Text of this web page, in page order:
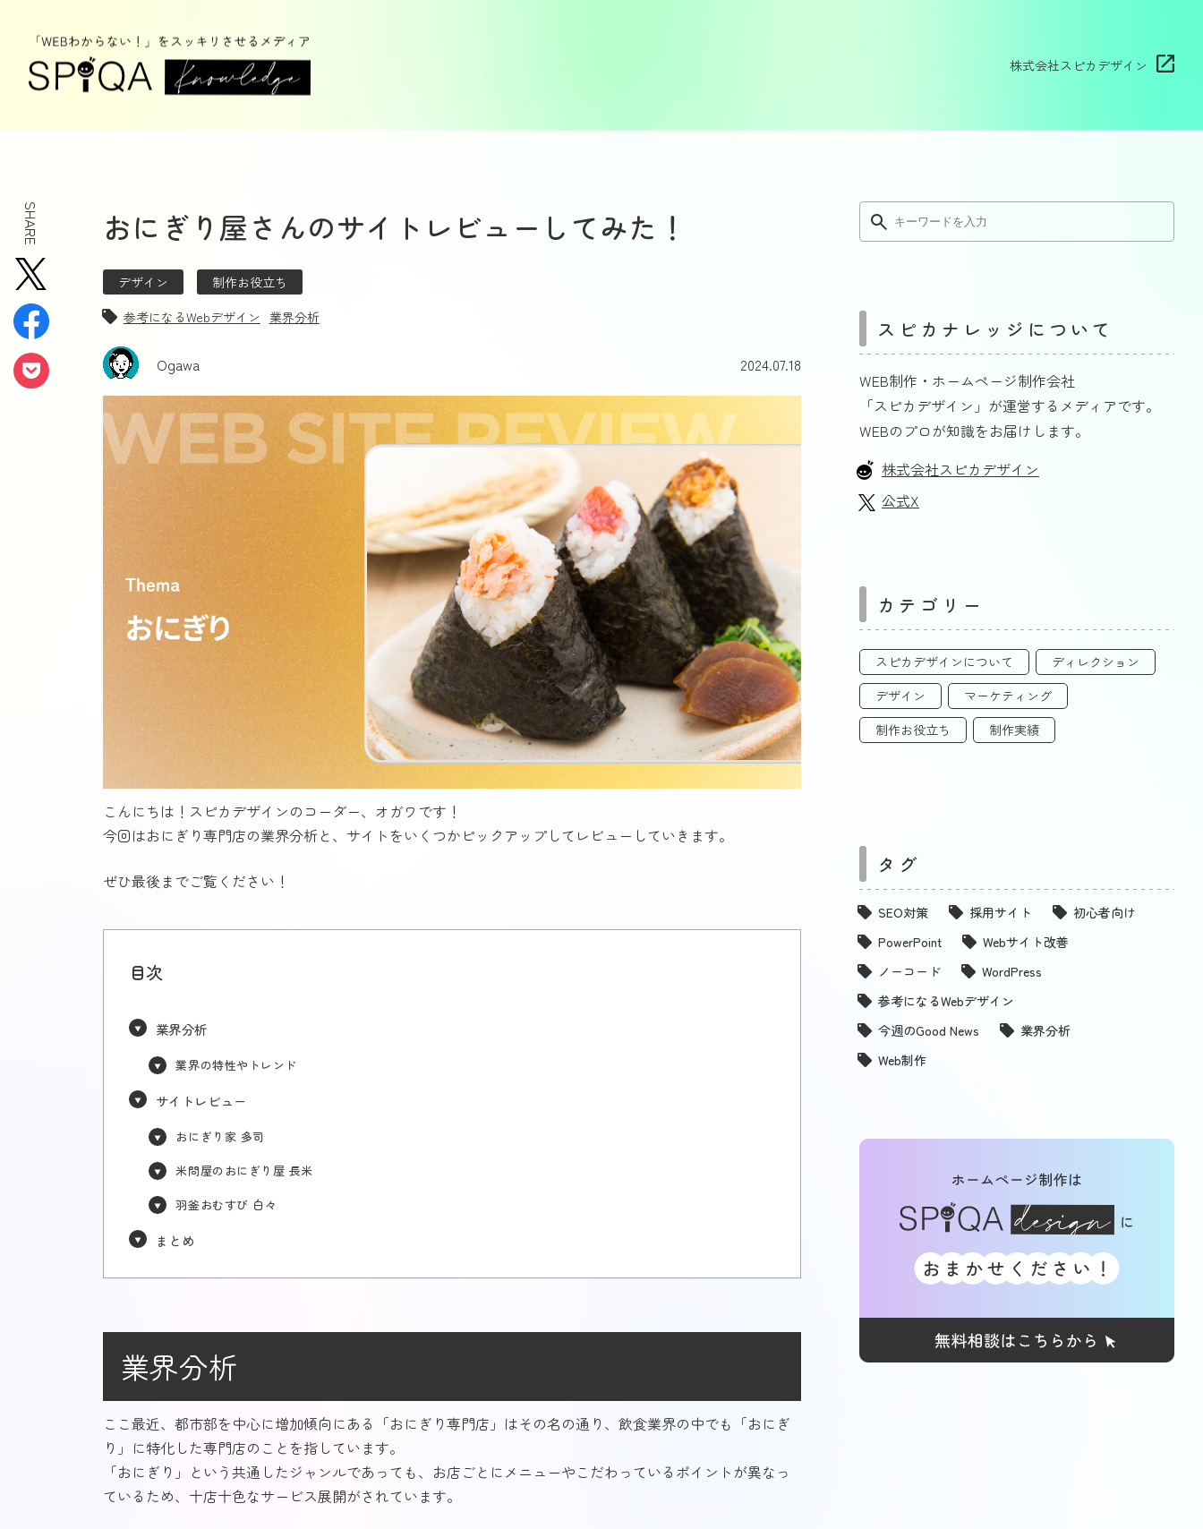
株式会社スピカデザイン
SHARE おにぎり屋さんのサイトレビューしてみた！
デザイン
制作お役立ち
参考になるWebデザイン
業界分析
Ogawa 2024.07.18
こんにちは！スピカデザインのコーダー、オガワです！
今回はおにぎり専門店の業界分析と、サイトをいくつかピックアップしてレビューしていきます。
ぜひ最後までご覧ください！
目次
業界分析
業界の特性やトレンド
サイトレビュー
おにぎり家 多司
米問屋のおにぎり屋 長米
羽釜おむすび 白々
まとめ
業界分析
ここ最近、都市部を中心に増加傾向にある「おにぎり専門店」はその名の通り、飲食業界の中でも「おにぎ
り」に特化した専門店のことを指しています。
「おにぎり」という共通したジャンルであっても、お店ごとにメニューやこだわっているポイントが異なっ
ているため、十店十色なサービス展開がされています。
スピカナレッジについて
WEB制作・ホームページ制作会社
「スピカデザイン」が運営するメディアです。
WEBのプロが知識をお届けします。
株式会社スピカデザイン
公式X
カテゴリー
スピカデザインについて
ディレクション
デザイン
マーケティング
制作お役立ち
制作実績
タグ
SEO対策 採用サイト
初心者向け
PowerPoint
Webサイト改善
ノーコード
WordPress
参考になるWebデザイン
今週のGood News
業界分析
Web制作